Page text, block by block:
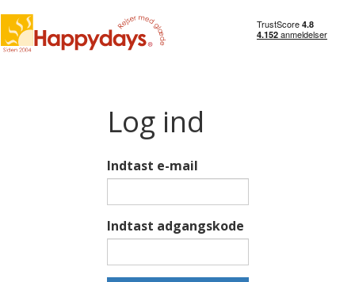
Log ind
Indtast e-mail
Indtast adgangskode